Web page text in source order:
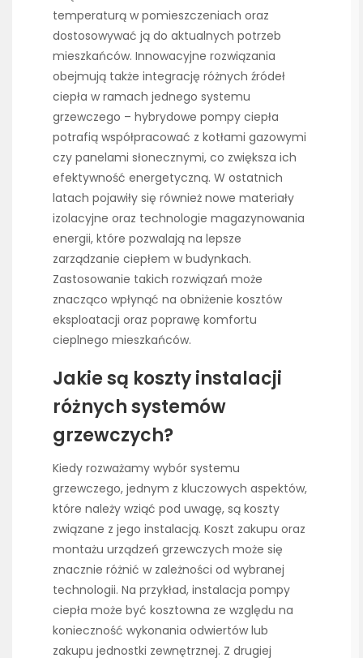
temperaturą w pomieszczeniach oraz
dostosowywać ją do aktualnych potrzeb
mieszkańców. Innowacyjne rozwiązania
obejmują także integrację różnych źródeł
ciepła w ramach jednego systemu
grzewczego – hybrydowe pompy ciepła
potrafią współpracować z kotłami gazowymi
czy panelami słonecznymi, co zwiększa ich
efektywność energetyczną. W ostatnich
latach pojawiły się również nowe materiały
izolacyjne oraz technologie magazynowania
energii, które pozwalają na lepsze
zarządzanie ciepłem w budynkach.
Zastosowanie takich rozwiązań może
znacząco wpłynąć na obniżenie kosztów
eksploatacji oraz poprawę komfortu
cieplnego mieszkańców.
Jakie są koszty instalacji
różnych systemów
grzewczych?
Kiedy rozważamy wybór systemu
grzewczego, jednym z kluczowych aspektów,
które należy wziąć pod uwagę, są koszty
związane z jego instalacją. Koszt zakupu oraz
montażu urządzeń grzewczych może się
znacznie różnić w zależności od wybranej
technologii. Na przykład, instalacja pompy
ciepła może być kosztowna ze względu na
konieczność wykonania odwiertów lub
zakupu jednostki zewnętrznej. Z drugiej